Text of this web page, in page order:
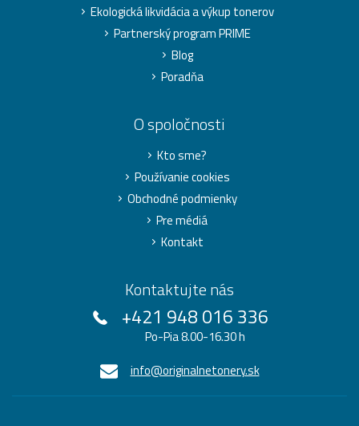
Ekologická likvidácia a výkup tonerov
Partnerský program PRIME
Blog
Poradňa
O spoločnosti
Kto sme?
Používanie cookies
Obchodné podmienky
Pre médiá
Kontakt
Kontaktujte nás
+421 948 016 336
Po-Pia 8.00-16.30 h
info@originalnetonery.sk